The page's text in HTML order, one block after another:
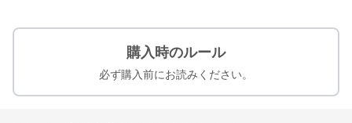
購入時のルール
必ず購入前にお読みください。